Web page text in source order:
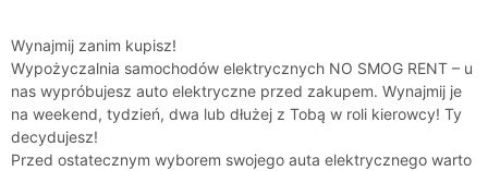
Wynajmij zanim kupisz!
Wypożyczalnia samochodów elektrycznych NO SMOG RENT – u
nas wypróbujesz auto elektryczne przed zakupem. Wynajmij je
na weekend, tydzień, dwa lub dłużej z Tobą w roli kierowcy! Ty
decydujesz!
Przed ostatecznym wyborem swojego auta elektrycznego warto